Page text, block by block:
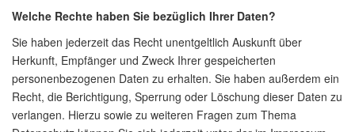
Welche Rechte haben Sie bezüglich Ihrer Daten?
Sie haben jederzeit das Recht unentgeltlich Auskunft über
Herkunft, Empfänger und Zweck Ihrer gespeicherten
personenbezogenen Daten zu erhalten. Sie haben außerdem ein
Recht, die Berichtigung, Sperrung oder Löschung dieser Daten zu
verlangen. Hierzu sowie zu weiteren Fragen zum Thema